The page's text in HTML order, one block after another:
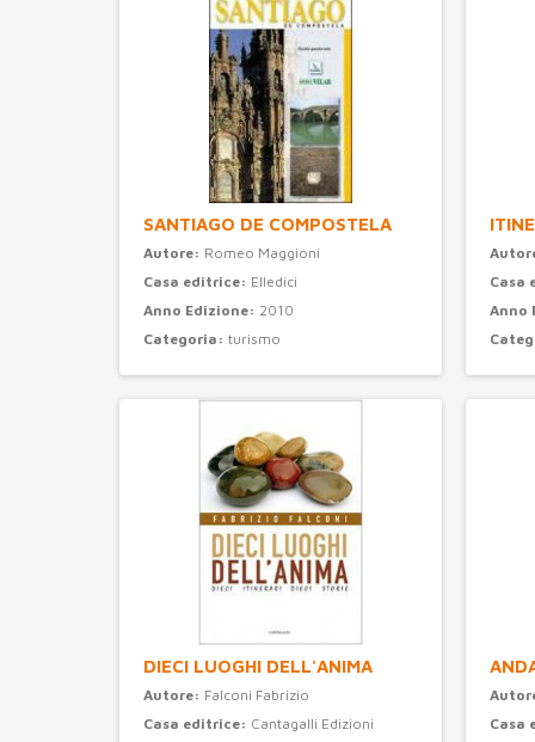
SANTIAGO DE COMPOSTELA
Autore: Romeo Maggioni
Casa editrice: Elledici
Anno Edizione: 2010
Categoria: turismo
Casa
Anno
DIECI LUOGHI DELL'ANIMA
Autore: Falconi Fabrizio
Casa editrice: Cantagalli Edizioni
Casa